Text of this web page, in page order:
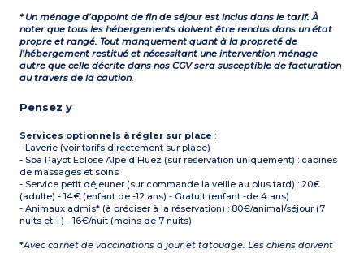
* Un ménage d’appoint de fin de séjour est inclus dans le tarif. À
noter que tous les hébergements doivent être rendus dans un état
propre et rangé. Tout manquement quant à la propreté de
l’hébergement restitué et nécessitant une intervention ménage
autre que celle décrite dans nos CGV sera susceptible de facturation
au travers de la caution.
Pensez y
Services optionnels à régler sur place :
- Laverie (voir tarifs directement sur place)
- Spa Payot Eclose Alpe d'Huez (sur réservation uniquement) : cabines
de massages et soins
- Service petit déjeuner (sur commande la veille au plus tard) : 20€
(adulte) - 14€ (enfant de -12 ans) - Gratuit (enfant -de 4 ans)
- Animaux admis* (à préciser à la réservation) : 80€/animal/séjour (7
nuits et +) - 16€/nuit (moins de 7 nuits)
*Avec carnet de vaccinations à jour et tatouage. Les chiens doivent